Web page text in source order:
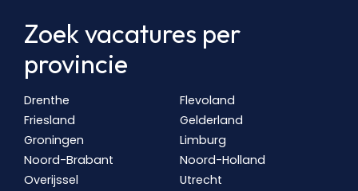
Zoek vacatures per
provincie
Drenthe
Flevoland
Friesland
Gelderland
Groningen
Limburg
Noord-Brabant
Noord-Holland
Overijssel
Utrecht